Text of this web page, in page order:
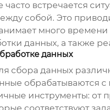
встречается
собой. Это
много
данных, а также
данных
сбора данных
обрабатываются
инструменты: от